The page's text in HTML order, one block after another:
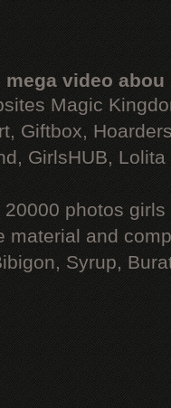
mega video abou
Magic
Giftbox,
GirlsHUB, Lolita
photos
material and
Syrup,